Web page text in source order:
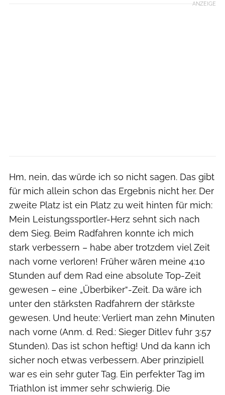
ANZEIGE
Hm, nein, das würde ich so nicht sagen. Das gibt
für mich allein schon das Ergebnis nicht her. Der
zweite Platz ist ein Platz zu weit hinten für mich:
Mein Leistungssportler-Herz sehnt sich nach
dem Sieg. Beim Radfahren konnte ich mich
stark verbessern – habe aber trotzdem viel Zeit
nach vorne verloren! Früher wären meine 4:10
Stunden auf dem Rad eine absolute Top-Zeit
gewesen – eine „Überbiker“-Zeit. Da wäre ich
unter den stärksten Radfahrern der stärkste
gewesen. Und heute: Verliert man zehn Minuten
nach vorne (Anm. d. Red.: Sieger Ditlev fuhr 3:57
Stunden). Das ist schon heftig! Und da kann ich
sicher noch etwas verbessern. Aber prinzipiell
war es ein sehr guter Tag. Ein perfekter Tag im
Triathlon ist immer sehr schwierig. Die